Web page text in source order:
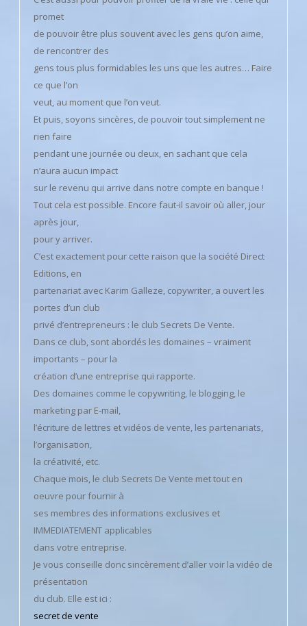
promet
de pouvoir être plus souvent avec les gens qu’on aime,
de rencontrer des
gens tous plus formidables les uns que les autres… Faire
ce que l’on
veut, au moment que l’on veut.
Et puis, soyons sincères, de pouvoir tout simplement ne
rien faire
pendant une journée ou deux, en sachant que cela
n’aura aucun impact
sur le revenu qui arrive dans notre compte en banque !
Tout cela est possible. Encore faut-il savoir où aller, jour
après jour,
pour y arriver.
C’est exactement pour cette raison que la société Direct
Editions, en
partenariat avec Karim Galleze, copywriter, a ouvert les
portes d’un club
privé d’entrepreneurs : le club Secrets De Vente.
Dans ce club, sont abordés les domaines – vraiment
importants – pour la
création d’une entreprise qui rapporte.
Des domaines comme le copywriting, le blogging, le
marketing par E-mail,
l’écriture de lettres et vidéos de vente, les partenariats,
l’organisation,
la créativité, etc.
Chaque mois, le club Secrets De Vente met tout en
oeuvre pour fournir à
ses membres des informations exclusives et
IMMEDIATEMENT applicables
dans votre entreprise.
Je vous conseille donc sincèrement d’aller voir la vidéo de
présentation
du club. Elle est ici :
secret de vente